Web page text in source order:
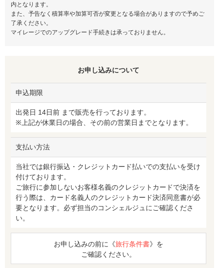
内となります。
また、予告なく積算率や加算可否が変更となる場合がありますので予めご
了承ください。
マイレージでのアップグレード手続きは承っておりません。
お申し込みについて
申込期限
出発日 14日前 まで販売を行っております。
※上記が休業日の場合、その前の営業日までとなります。
支払い方法
当社では銀行振込・クレジットカード払いでの支払いを受け
付けております。
ご旅行に参加しないお客様名義のクレジットカードで決済を
行う際は、カード名義人のクレジットカード決済同意書が必
要となります。必ず担当のコンシェルジュにご確認くださ
い。
お申し込みの前に《旅行条件書》を
ご確認ください。